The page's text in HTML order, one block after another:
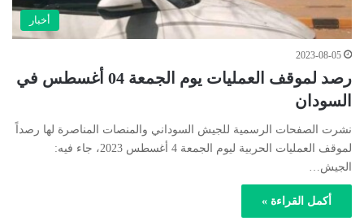
أخبار
2023-08-05
رصد لموقف العمليات يوم الجمعة 04 أغسطس في
السودان
نشرت الصفحات الرسمية للجيش السوداني والمنصات المناصرة لها رصداً
لموقف العمليات الحربية ليوم الجمعة 4 أغسطس 2023، جاء فيه:
الجيش…
أكمل القراءة »